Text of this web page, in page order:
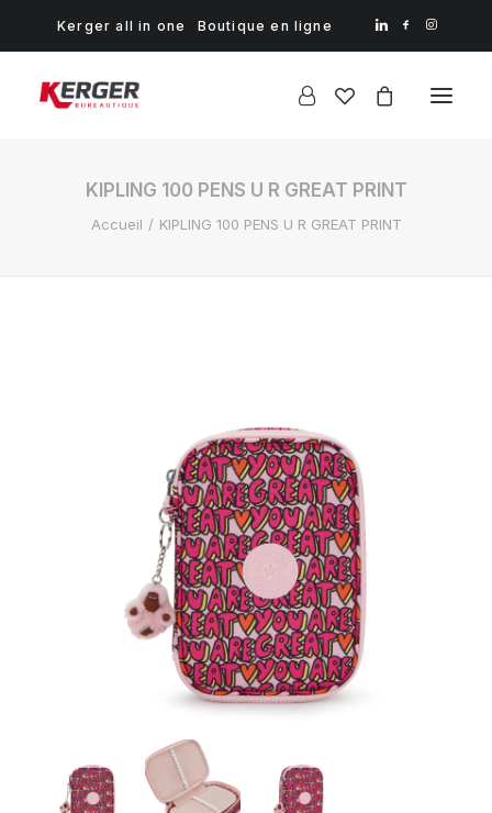
Kerger all in one Boutique en ligne
KIPLING 100 PENS U R GREAT PRINT
Accueil KIPLING 100 PENS U R GREAT PRINT